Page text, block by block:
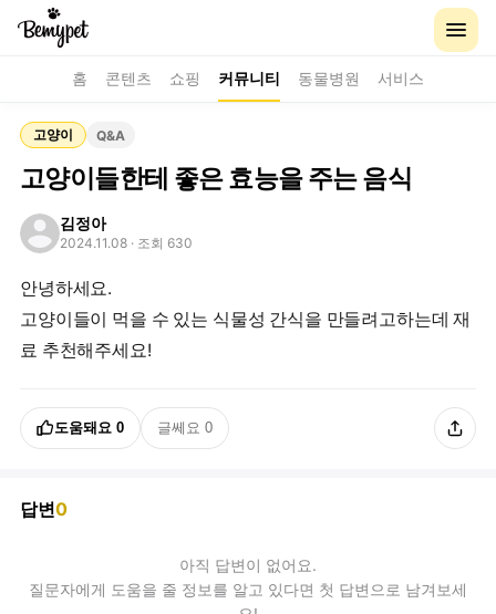
홈 콘텐츠 쇼핑 커뮤니티 동물병원 서비스
고양이 Q&A
고양이들한테 좋은 효능을 주는 음식
김정아
2024.11.08 · 조회 630
안녕하세요.
고양이들이 먹을 수 있는 식물성 간식을 만들려고하는데 재
료 추천해주세요!
도움돼요 0 글쎄요 0
답변0
아직 답변이 없어요.
질문자에게 도움을 줄 정보를 알고 있다면 첫 답변으로 남겨보세